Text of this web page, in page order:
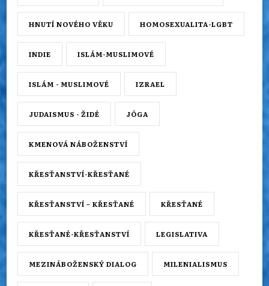
HNUTÍ NOVÉHO VĚKU HOMOSEXUALITA-LGBT
INDIE ISLÁM-MUSLIMOVÉ
ISLÁM - MUSLIMOVÉ IZRAEL
JUDAISMUS - ŽIDÉ JÓGA
KMENOVÁ NÁBOŽENSTVÍ
KŘESŤANSTVÍ-KŘESŤANÉ
KŘESŤANSTVÍ – KŘESŤANÉ KŘESŤANÉ
KŘESŤANÉ-KŘESŤANSTVÍ LEGISLATIVA
MEZINÁBOŽENSKÝ DIALOG MILENIALISMUS